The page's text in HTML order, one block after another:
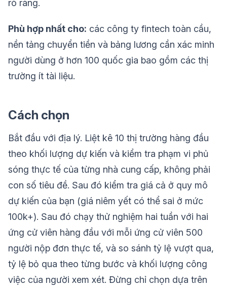
rõ ràng.
Phù hợp nhất cho: các công ty fintech toàn cầu,
nền tảng chuyển tiền và bảng lương cần xác minh
người dùng ở hơn 100 quốc gia bao gồm các thị
trường ít tài liệu.
Cách chọn
Bắt đầu với địa lý. Liệt kê 10 thị trường hàng đầu
theo khối lượng dự kiến và kiểm tra phạm vi phủ
sóng thực tế của từng nhà cung cấp, không phải
con số tiêu đề. Sau đó kiểm tra giá cả ở quy mô
dự kiến của bạn (giá niêm yết có thể sai ở mức
100k+). Sau đó chạy thử nghiệm hai tuần với hai
ứng cử viên hàng đầu với mỗi ứng cử viên 500
người nộp đơn thực tế, và so sánh tỷ lệ vượt qua,
tỷ lệ bỏ qua theo từng bước và khối lượng công
việc của người xem xét. Đừng chỉ chọn dựa trên